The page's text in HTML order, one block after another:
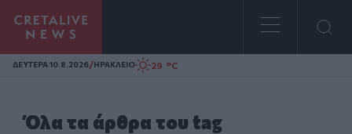
Homepage
ΔΕΥΤΕΡΑ 10.8.2026/ΗΡΑΚΛΕΙΟ 29 °C
Όλα τα άρθρα του tag